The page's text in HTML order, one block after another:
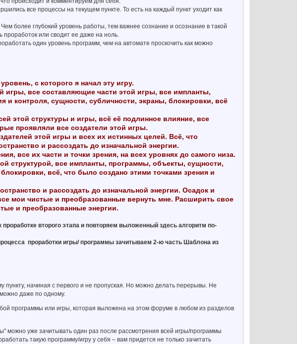
все процессы на текущем пункте. То есть на каждый пункт уходит как
более глубокий уровень работы, тем важнее сознание и осознание в такой
или сводит ее даже на ноль.
один уровень программ, чем на автомате проскочить как можно
с которого я начал эту игру.
все составляющие части этой игры, все импланты,
и контроля, сущности, субличности, экраны, блокировки, всё
этой структуры и игры, всё её подлинное влияние, все
проявляли все создатели этой игры.
этой игры и всех их истинных целей. Всё, что
и рассоздать до изначальной энергии.
все их части и точки зрения, на всех уровнях до самого низа.
структурой, все импланты, программы, объекты, сущности,
всё, что было создано этими точками зрения и
и рассоздать до изначальной энергии. Осадок и
мои чистые и преобразованные вернуть мне. Расширить свое
и преобразованные энергии.
второго этапа и повторяем выложенный здесь алгоритм по-
проработки игры/ программы зачитываем 2-ю часть Шаблона из
начиная с первого и не пропуская. Но можно делать перерывы. Не
даже по одному.
программы или игры, которая выложена на этом форуме в любом из разделов
можно уже зачитывать один раз после рассмотрения всей игры/программы
такую программу/игру у себя – вам придется не только зачитать